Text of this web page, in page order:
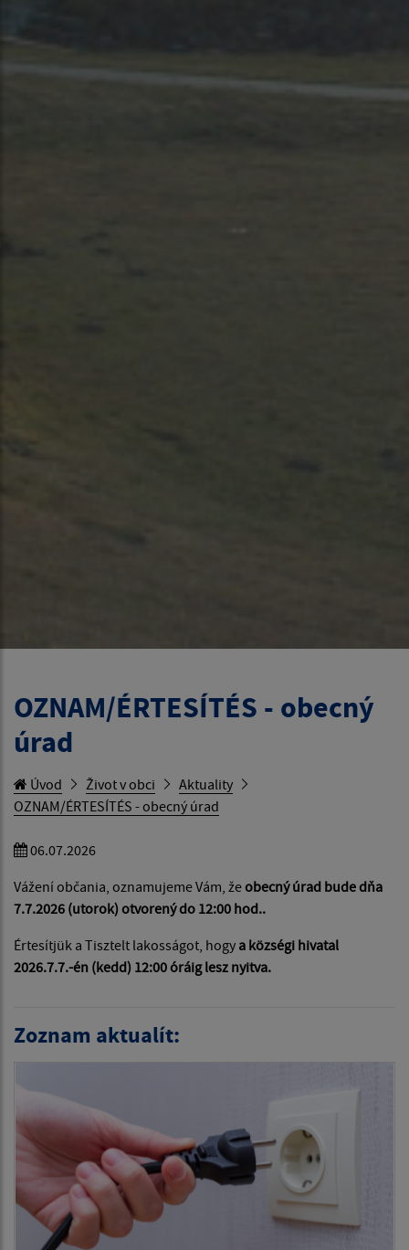
OZNAM/ÉRTESÍTÉS - obecný
úrad
Úvod Život v obci
Aktuality
OZNAM/ÉRTESÍTÉS - obecný úrad
06.07.2026
Vážení občania, oznamujeme Vám, žeobecný úrad bude dňa
7.7.2026 (utorok) otvorený do 12:00 hod..
Értesítjük a Tisztelt lakosságot, hogy a községi hivatal
2026.7.7.-én (kedd) 12:00 óráig lesz nyitva.
Zoznam aktualít: